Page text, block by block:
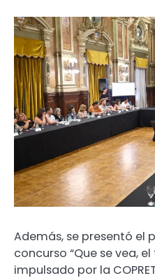
Además, se presentó el
concurso “Que se vea,
impulsado por la